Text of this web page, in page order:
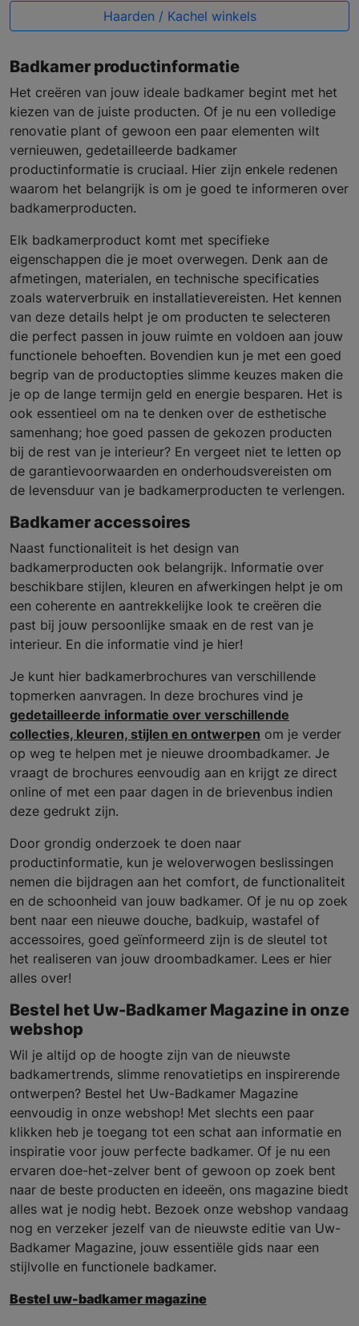
Haarden / Kachel winkels
Badkamer productinformatie
Het creëren van jouw ideale badkamer begint met het
kiezen van de juiste producten. Of je nu een volledige
renovatie plant of gewoon een paar elementen wilt
vernieuwen, gedetailleerde badkamer
productinformatie is cruciaal. Hier zijn enkele redenen
waarom het belangrijk is om je goed te informeren over
badkamerproducten.
Elk badkamerproduct komt met specifieke
eigenschappen die je moet overwegen. Denk aan de
afmetingen, materialen, en technische specificaties
zoals waterverbruik en installatievereisten. Het kennen
van deze details helpt je om producten te selecteren
die perfect passen in jouw ruimte en voldoen aan jouw
functionele behoeften. Bovendien kun je met een goed
begrip van de productopties slimme keuzes maken die
je op de lange termijn geld en energie besparen. Het is
ook essentieel om na te denken over de esthetische
samenhang; hoe goed passen de gekozen producten
bij de rest van je interieur? En vergeet niet te letten op
de garantievoorwaarden en onderhoudsvereisten om
de levensduur van je badkamerproducten te verlengen.
Badkamer accessoires
Naast functionaliteit is het design van
badkamerproducten ook belangrijk. Informatie over
beschikbare stijlen, kleuren en afwerkingen helpt je om
een coherente en aantrekkelijke look te creëren die
past bij jouw persoonlijke smaak en de rest van je
interieur. En die informatie vind je hier!
Je kunt hier badkamerbrochures van verschillende
topmerken aanvragen. In deze brochures vind je
gedetailleerde informatie over verschillende
collecties, kleuren, stijlen en ontwerpen om je verder
op weg te helpen met je nieuwe droombadkamer. Je
vraagt de brochures eenvoudig aan en krijgt ze direct
online of met een paar dagen in de brievenbus indien
deze gedrukt zijn.
Door grondig onderzoek te doen naar
productinformatie, kun je weloverwogen beslissingen
nemen die bijdragen aan het comfort, de functionaliteit
en de schoonheid van jouw badkamer. Of je nu op zoek
bent naar een nieuwe douche, badkuip, wastafel of
accessoires, goed geïnformeerd zijn is de sleutel tot
het realiseren van jouw droombadkamer. Lees er hier
alles over!
Bestel het Uw-Badkamer Magazine in onze
webshop
Wil je altijd op de hoogte zijn van de nieuwste
badkamertrends, slimme renovatietips en inspirerende
ontwerpen? Bestel het Uw-Badkamer Magazine
eenvoudig in onze webshop! Met slechts een paar
klikken heb je toegang tot een schat aan informatie en
inspiratie voor jouw perfecte badkamer. Of je nu een
ervaren doe-het-zelver bent of gewoon op zoek bent
naar de beste producten en ideeën, ons magazine biedt
alles wat je nodig hebt. Bezoek onze webshop vandaag
nog en verzeker jezelf van de nieuwste editie van Uw-
Badkamer Magazine, jouw essentiële gids naar een
stijlvolle en functionele badkamer.
Bestel uw-badkamer magazine